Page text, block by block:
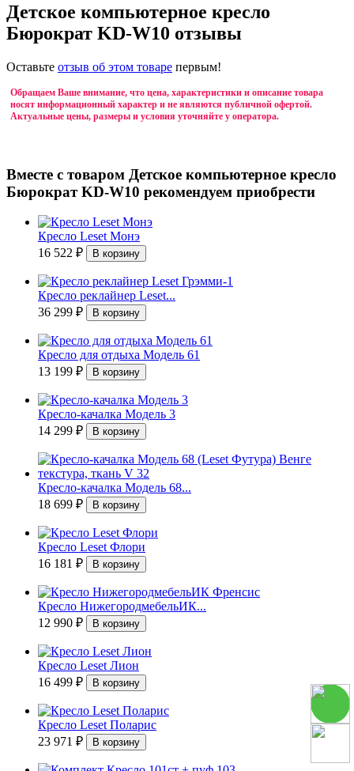
Детское компьютерное кресло
Бюрократ KD-W10 отзывы
Оставьте отзыв об этом товаре первым!
Обращаем Ваше внимание, что цена, характеристики и описание товара
носят информационный характер и не являются публичной офертой.
Актуальные цены, размеры и условия уточняйте у оператора.
Вместе с товаром Детское компьютерное кресло
Бюрократ KD-W10 рекомендуем приобрести
Кресло Leset Монэ
16 522 ₽
Кресло реклайнер Leset...
36 299 ₽
Кресло для отдыха Модель 61
13 199 ₽
Кресло-качалка Модель 3
14 299 ₽
Кресло-качалка Модель 68...
18 699 ₽
Кресло Leset Флори
16 181 ₽
Кресло НижегородмебельИК...
12 990 ₽
Кресло Leset Лион
16 499 ₽
Кресло Leset Поларис
23 971 ₽